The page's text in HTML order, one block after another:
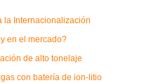
la Internacionalización
en el mercado?
de alto tonelaje
con batería de ion-litio